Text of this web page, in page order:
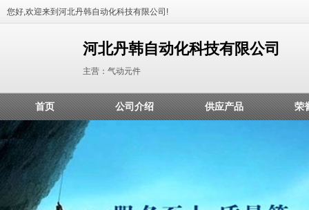
您好,欢迎来到河北丹韩自动化科技有限公司!
河北丹韩自动化科技有限公司
主营：气动元件
首页 公司介绍 供应产品 荣